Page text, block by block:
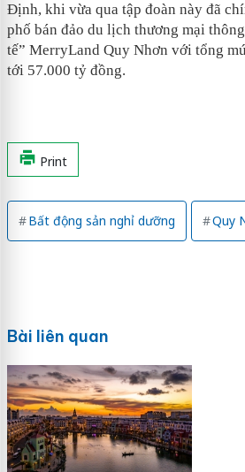
Định, khi vừa qua tập đoàn này đã
phố bán đảo du lịch thương mại
tế” MerryLand Quy Nhơn với tổng
tới 57.000 tỷ đồng.
Print
Bất động sản nghỉ dưỡng Quy
Bài liên quan